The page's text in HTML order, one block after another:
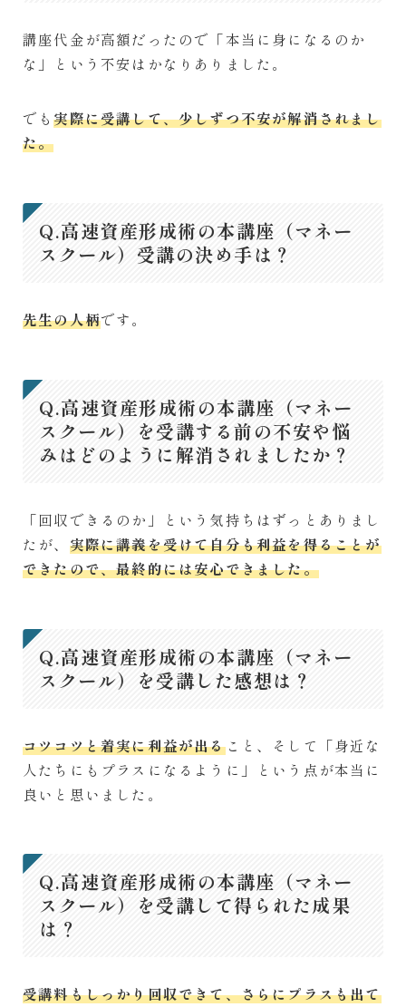
講座代金が高額だったので「本当に身になるのか
な」という不安はかなりありました。
でも実際に受講して、少しずつ不安が解消されまし
た。
Q.高速資産形成術の本講座（マネー
スクール）受講の決め手は？
先生の人柄です。
Q.高速資産形成術の本講座（マネー
スクール）を受講する前の不安や悩
みはどのように解消されましたか？
「回収できるのか」という気持ちはずっとありまし
たが、 実際に講義を受けて自分も利益を得ることが
できたので、最終的には安心できました。
Q.高速資産形成術の本講座（マネー
スクール）を受講した感想は？
コツコツと着実に利益が出ること、そして「身近な
人たちにもプラスになるように」という点が本当に
良いと思いました。
Q.高速資産形成術の本講座（マネー
スクール）を受講して得られた成果
は？
受講料もしっかり回収できて、さらにプラスも出て